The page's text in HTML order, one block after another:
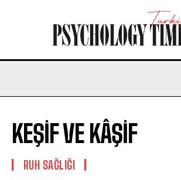
KEŞİF VE KÂŞİF
⁠RUH SAĞLIĞI